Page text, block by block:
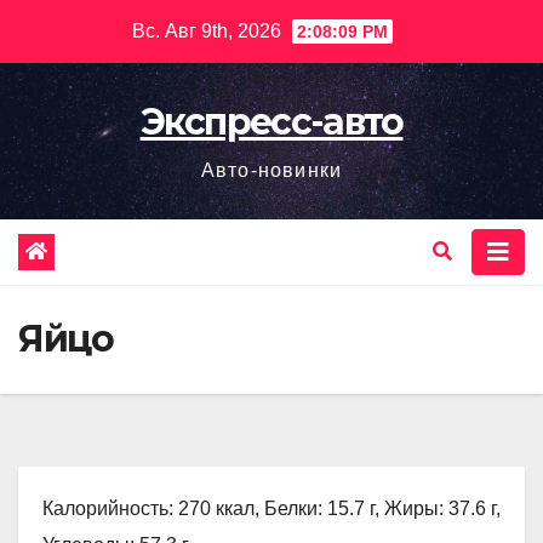
содержимому
Вс. Авг 9th, 2026 2:08:10 PM
Экспресс-авто
Авто-новинки
Яйцо
Калорийность: 270 ккал, Белки: 15.7 г, Жиры: 37.6 г,